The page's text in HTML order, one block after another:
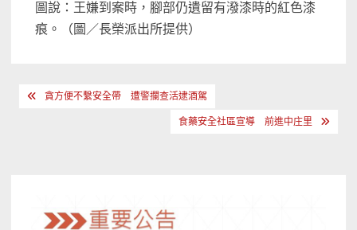
圖說：王嫌到案時，腳部仍遺留有潑漆時的紅色漆
痕。（圖／長榮派出所提供）
文 貪方便不繫安全帶 遭警攔查活逮酒駕
食藥安全社區宣導 前進中庄里